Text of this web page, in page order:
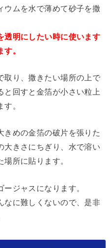
ウムを水で薄めて砂子を撒
透明にしたい時に使います
。
取り、撒きたい場所の上で
回すと金箔が小さい粒上
。
めの金箔の破片を張りた
大きさにちぎり、水で溶い
所に貼ります。
ジャスになります。
なに難しくないので、是非